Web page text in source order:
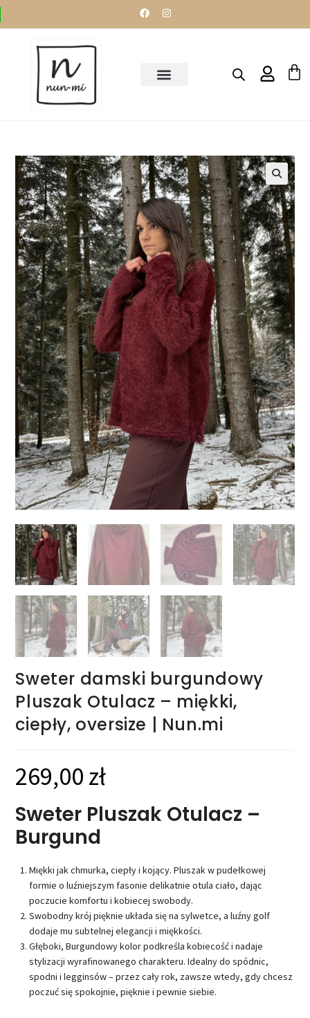
Sweter damski burgundowy
Pluszak Otulacz – miękki,
ciepły, oversize | Nun.mi
269,00 zł
Sweter Pluszak Otulacz –
Burgund
Miękki jak chmurka, ciepły i kojący. Pluszak w pudełkowej
formie o luźniejszym fasonie delikatnie otula ciało, dając
poczucie komfortu i kobiecej swobody.
Swobodny krój pięknie układa się na sylwetce, a luźny golf
dodaje mu subtelnej elegancji i miękkości.
Głęboki, Burgundowy kolor podkreśla kobiecość i nadaje
stylizacji wyrafinowanego charakteru. Idealny do spódnic,
spodni i legginsów – przez cały rok, zawsze wtedy, gdy chcesz
poczuć się spokojnie, pięknie i pewnie siebie.